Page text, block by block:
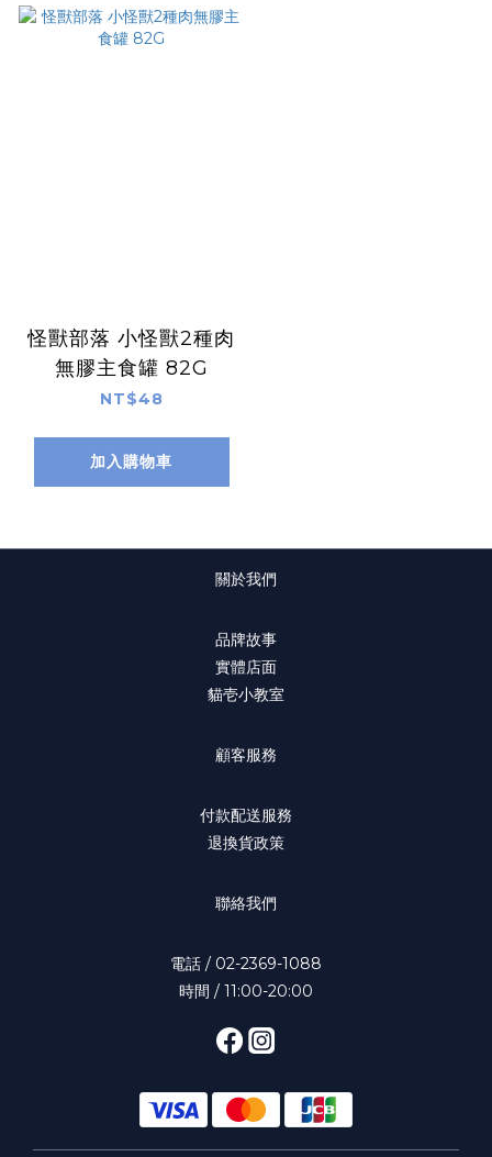
怪獸部落 小怪獸2種肉
無膠主食罐 82G
NT$48
加入購物車
關於我們
品牌故事
實體店面
貓壱小教室
顧客服務
付款配送服務
退換貨政策
聯絡我們
電話 / 02-2369-1088
時間 / 11:00-20:00